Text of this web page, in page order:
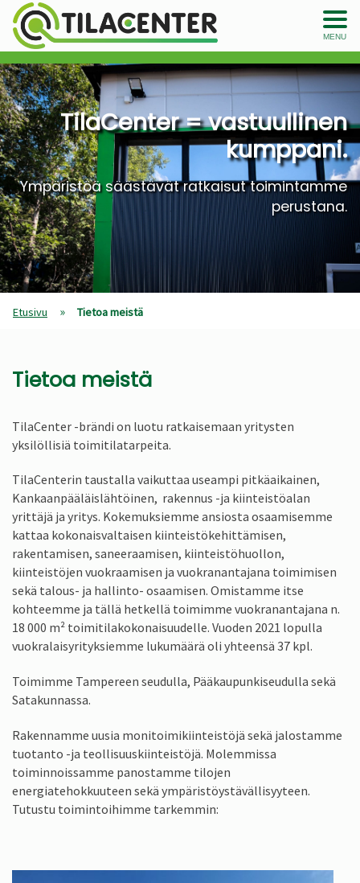
MENU
TilaCenter = vastuullinen
kumppani.
Ympäristöä säästävät ratkaisut toimintamme
perustana.
Etusivu » Tietoa meistä
Tietoa meistä
TilaCenter -brändi on luotu ratkaisemaan yritysten
yksilöllisiä toimitilatarpeita.
TilaCenterin taustalla vaikuttaa useampi pitkäaikainen,
Kankaanpääläislähtöinen, rakennus -ja kiinteistöalan
yrittäjä ja yritys. Kokemuksiemme ansiosta osaamisemme
kattaa kokonaisvaltaisen kiinteistökehittämisen,
rakentamisen, saneeraamisen, kiinteistöhuollon,
kiinteistöjen vuokraamisen ja vuokranantajana toimimisen
sekä talous- ja hallinto- osaamisen. Omistamme itse
kohteemme ja tällä hetkellä toimimme vuokranantajana n.
18 000 m² toimitilakokonaisuudelle. Vuoden 2021 lopulla
vuokralaisyrityksiemme lukumäärä oli yhteensä 37 kpl.
Toimimme Tampereen seudulla, Pääkaupunkiseudulla sekä
Satakunnassa.
Rakennamme uusia monitoimikiinteistöjä sekä jalostamme
tuotanto -ja teollisuuskiinteistöjä. Molemmissa
toiminnoissamme panostamme tilojen
energiatehokkuuteen sekä ympäristöystävällisyyteen.
Tutustu toimintoihimme tarkemmin: